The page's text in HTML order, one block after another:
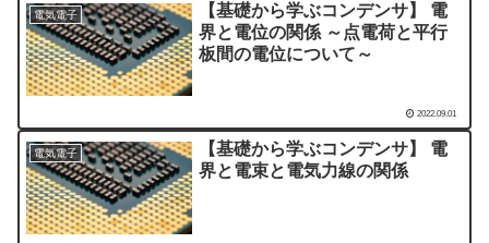
電気電子
【基礎から学ぶコンデンサ】 電
界と電位の関係 ～点電荷と平行
板間の電位について～
2022.09.01
電気電子
【基礎から学ぶコンデンサ】 電
界と電束と電気力線の関係